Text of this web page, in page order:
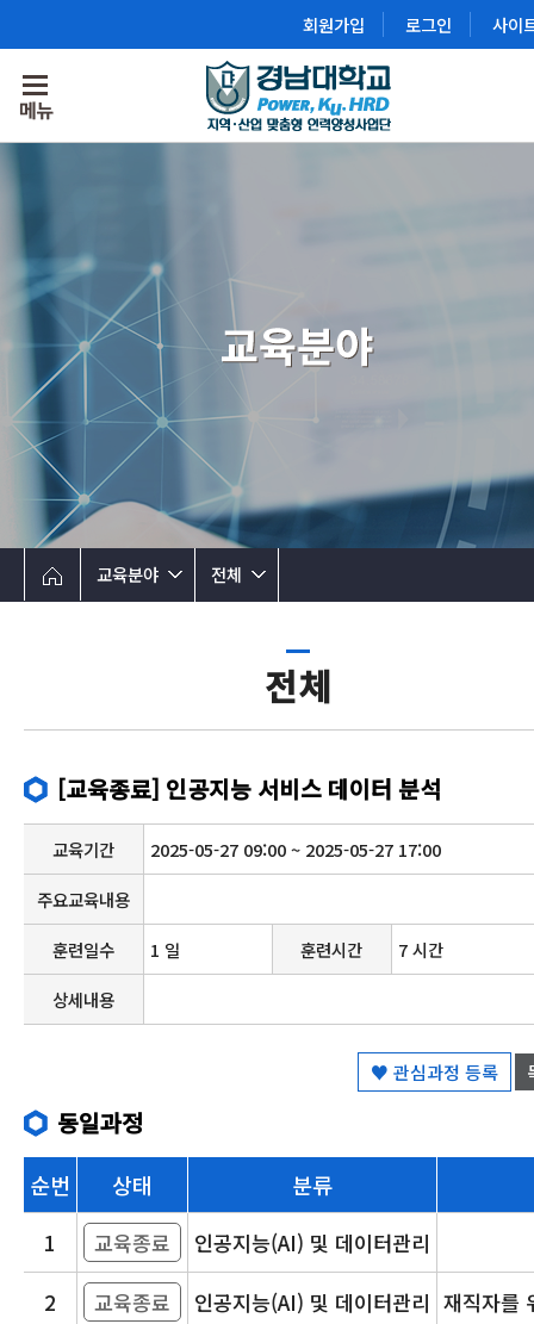
회원가입 로그인 사이
교육분야 전체
전체
[교육종료] 인공지능 서비스 데이터 분석
교육기간
2025-05-27 09:00 ~ 2025-05-27 17:00
주요교육내용
훈련일수
1 일 훈련시간
7 시간
상세내용
♥ 관심과정 등록
동일과정
순번 상태 분류
1 교육종료
인공지능(AI) 및 데이터관리
2
교육종료 인공지능(AI) 및 데이터관리 재직자를